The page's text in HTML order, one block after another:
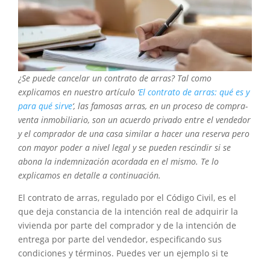
¿Se puede cancelar un contrato de arras? Tal como
explicamos en nuestro artículo ‘El contrato de arras: qué es y
para qué sirve‘, las famosas arras, en un proceso de compra-
venta inmobiliario, son un acuerdo privado entre el vendedor
y el comprador de una casa similar a hacer una reserva pero
con mayor poder a nivel legal y se pueden rescindir si se
abona la indemnización acordada en el mismo. Te lo
explicamos en detalle a continuación.
El contrato de arras, regulado por el Código Civil, es el
que deja constancia de la intención real de adquirir la
vivienda por parte del comprador y de la intención de
entrega por parte del vendedor, especificando sus
condiciones y términos. Puedes ver un ejemplo si te